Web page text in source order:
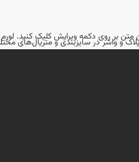
و واشر در سایزبندی و متریال‌های
متن بر روی دکمه ویرایش کلیک کنید.